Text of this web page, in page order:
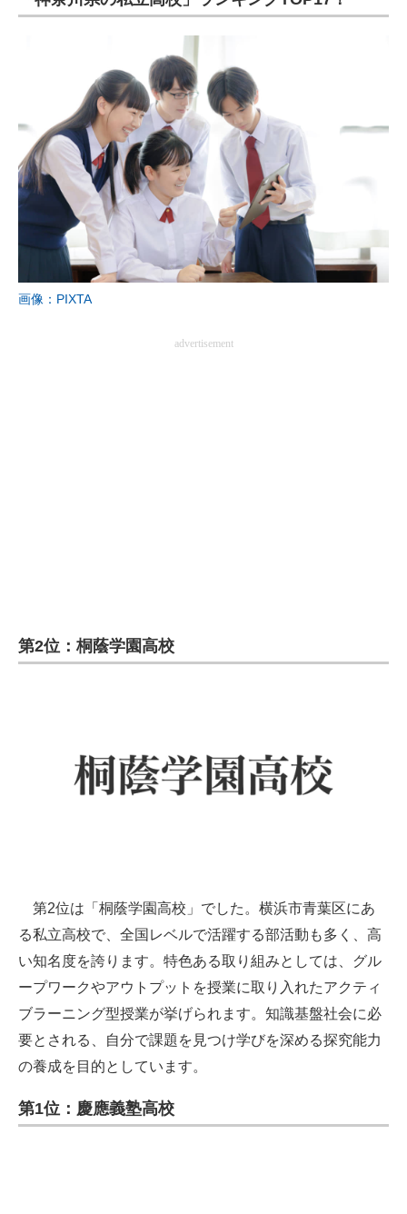
画像：PIXTA
advertisement
第2位：桐蔭学園高校
第2位は「桐蔭学園高校」でした。横浜市青葉区にあ
る私立高校で、全国レベルで活躍する部活動も多く、高
い知名度を誇ります。特色ある取り組みとしては、グル
ープワークやアウトプットを授業に取り入れたアクティ
ブラーニング型授業が挙げられます。知識基盤社会に必
要とされる、自分で課題を見つけ学びを深める探究能力
の養成を目的としています。
第1位：慶應義塾高校